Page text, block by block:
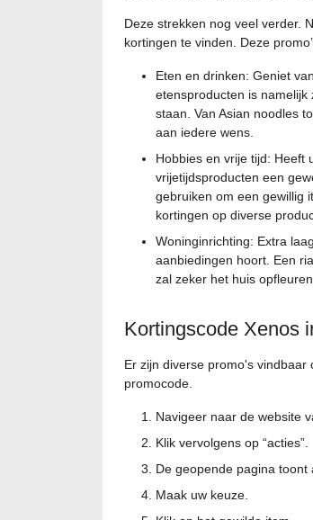
Deze strekken nog veel verder.
kortingen te vinden. Deze
Eten en drinken: Geniet
etensproducten is
staan. Van Asian noodles
aan iedere wens.
Hobbies en vrije tijd: Heeft
vrijetijdsproducten een
gebruiken om een gewillig
kortingen op diverse
Woninginrichting: Extra
aanbiedingen hoort. Een
zal zeker het huis opfleuren.
Kortingscode Xenos
Er zijn diverse promo's
promocode.
Navigeer naar de website
Klik vervolgens op “acties”.
De geopende pagina toont
Maak uw keuze.